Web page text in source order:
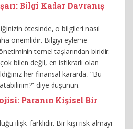
Bilgi Kadar Davranış
ötesinde, o bilgileri nasıl
önemlidir. Bilgiyi eyleme
temel taşlarından biridir.
bilen değil, en istikrarlı olan
her finansal kararda, “Bu
diye düşünün.
Paranın Kişisel Bir
ilişki farklıdır. Bir kişi risk almayı